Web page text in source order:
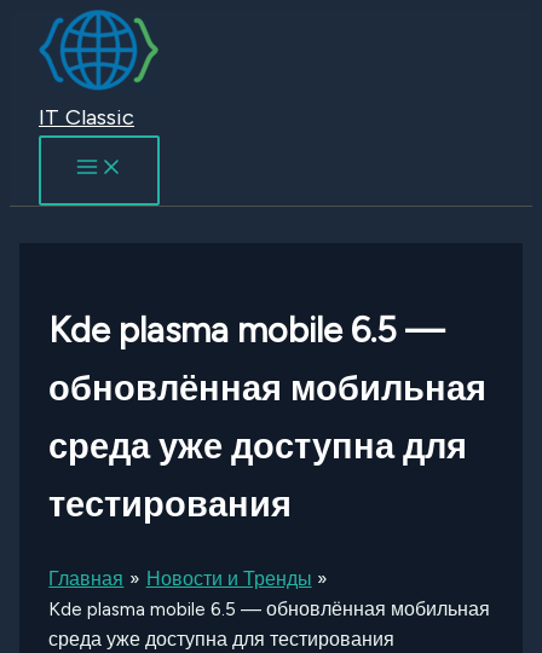
Перейти
содержимому
IT Classic
Kde plasma mobile 6.5 —
обновлённая мобильная
среда уже доступна для
тестирования
Главная
Новости и Тренды
Kde plasma mobile 6.5 — обновлённая мобильная
среда уже доступна для тестирования